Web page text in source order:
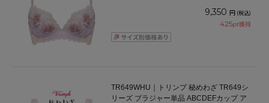
9,350 円 (税込)
425pt獲得
TR649WHU｜トリンプ 秘めわざ TR649シ
リーズ ブラジャー単品 ABCDEFカップ ア